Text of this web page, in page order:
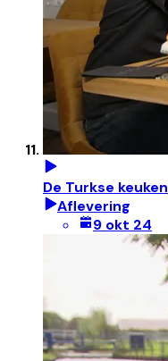
De Turkse keuken
Aflevering
9 okt 24